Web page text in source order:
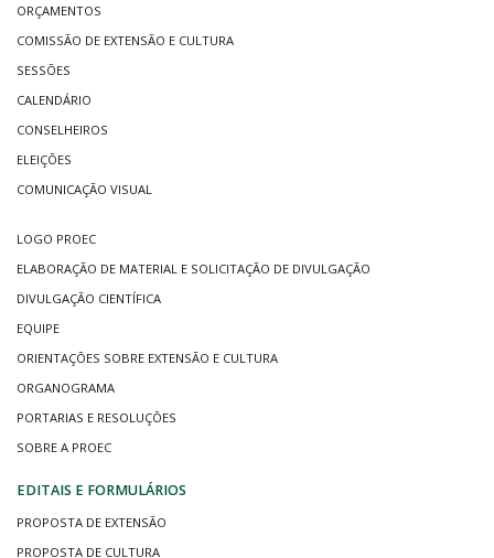
ORÇAMENTOS
COMISSÃO DE EXTENSÃO E CULTURA
SESSÕES
CALENDÁRIO
CONSELHEIROS
ELEIÇÕES
COMUNICAÇÃO VISUAL
LOGO PROEC
ELABORAÇÃO DE MATERIAL E SOLICITAÇÃO DE DIVULGAÇÃO
DIVULGAÇÃO CIENTÍFICA
EQUIPE
ORIENTAÇÕES SOBRE EXTENSÃO E CULTURA
ORGANOGRAMA
PORTARIAS E RESOLUÇÕES
SOBRE A PROEC
EDITAIS E FORMULÁRIOS
PROPOSTA DE EXTENSÃO
PROPOSTA DE CULTURA